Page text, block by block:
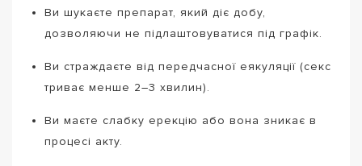
Ви шукаєте препарат, який діє добу,
дозволяючи не підлаштовуватися під графік.
Ви страждаєте від передчасної еякуляції (секс
триває менше 2–3 хвилин).
Ви маєте слабку ерекцію або вона зникає в
процесі акту.